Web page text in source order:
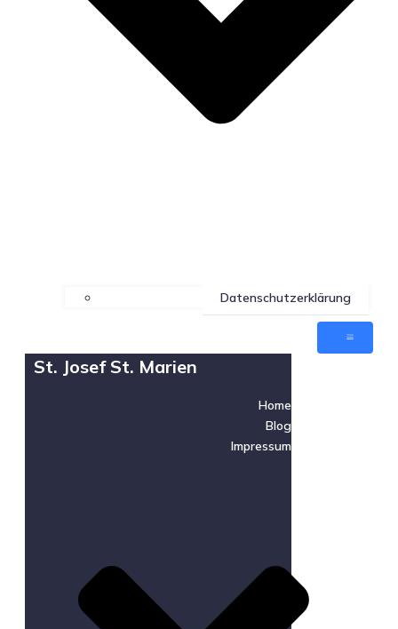
Datenschutzerklärung
St. Josef St. Marien
Home
Blog
Impressum